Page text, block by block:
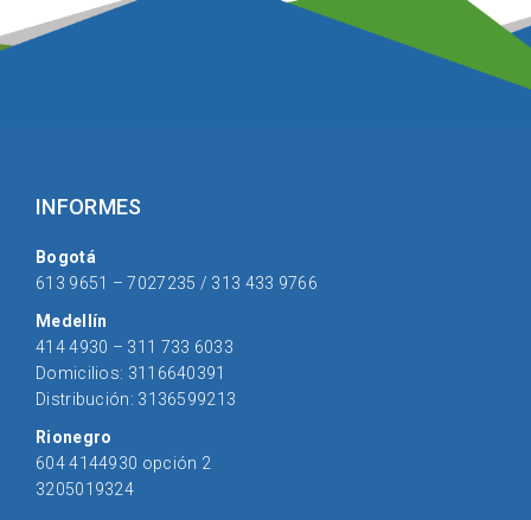
INFORMES
Bogotá
613 9651 – 7027235 / 313 433 9766
Medellín
414 4930 – 311 733 6033
Domicilios: 3116640391
Distribución: 3136599213
Rionegro
604 4144930 opción 2
3205019324